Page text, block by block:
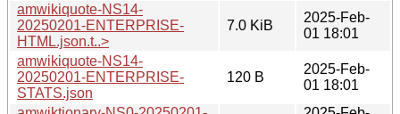
amwikiquote-NS14-
20250201-ENTERPRISE-
HTML.json.t..>
7.0 KiB
2025-Feb-
01 18:01
amwikiquote-NS14-
20250201-ENTERPRISE-
STATS.json
120 B
2025-Feb-
01 18:01